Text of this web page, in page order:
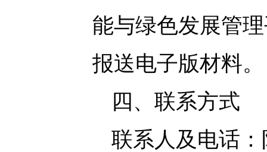
能与绿色发展管理
报送电子版材料。
四、联系方式
联系人及电话